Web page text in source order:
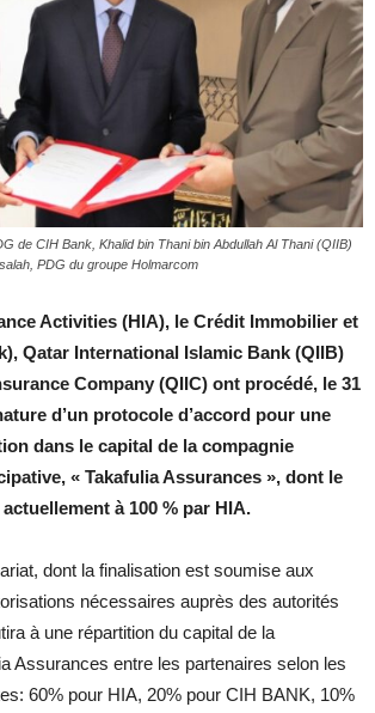
de CIH Bank, Khalid bin Thani bin Abdullah Al Thani (QIIB)
PDG du groupe Holmarcom
Activities (HIA), le Crédit Immobilier et
Qatar International Islamic Bank (QIIB)
Company (QIIC) ont procédé, le 31
d’un protocole d’accord pour une
dans le capital de la compagnie
« Takafulia Assurances », dont le
à 100 % par HIA.
dont la finalisation est soumise aux
nécessaires auprès des autorités
à une répartition du capital de la
Assurances entre les partenaires selon les
60% pour HIA, 20% pour CIH BANK, 10%